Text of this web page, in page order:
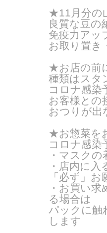
★11月分の
良質な豆の
免疫力アッ
お取り置き
★お店の前
種類はスタ
コロナ感染
お客様との
おつりが出
★お惣菜を
コロナ感染
・マスク
・店内に
「必ず」
・お買い
る場合は
パックに触
します